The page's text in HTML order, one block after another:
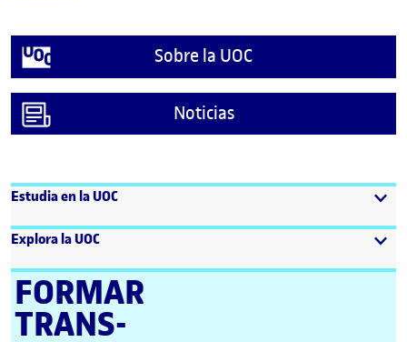
Sobre la UOC
Noticias
Estudia en la UOC
Explora la UOC
FORMAR
TRANS­